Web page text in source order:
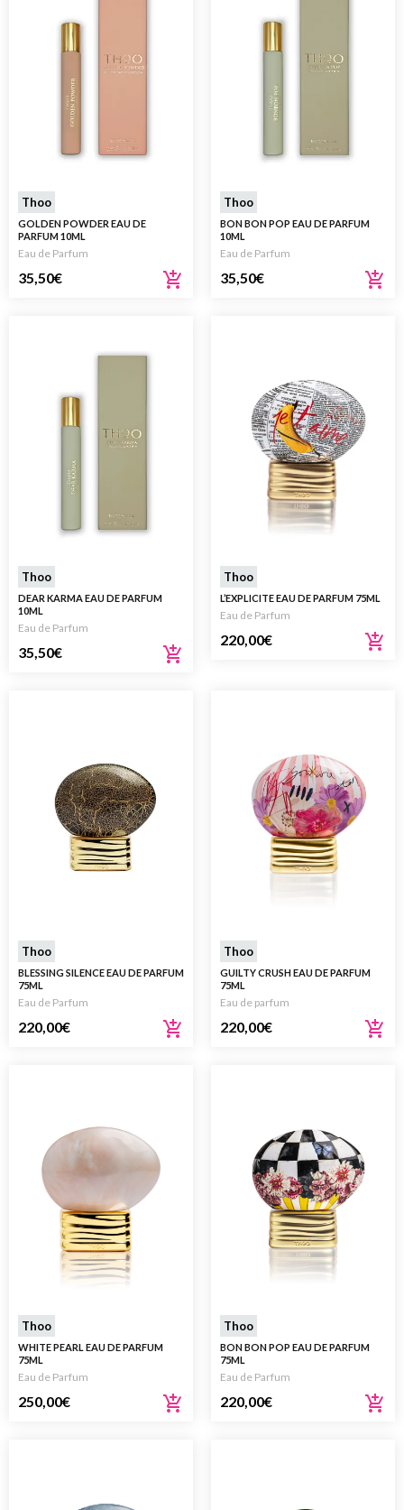
Thoo
GOLDEN POWDER EAU DE
PARFUM 10ML
Eau de Parfum
35,50€
Thoo
BON BON POP EAU DE PARFUM
10ML
Eau de Parfum
35,50€
Thoo
DEAR KARMA EAU DE PARFUM
10ML
Eau de Parfum
35,50€
Thoo
L’EXPLICITE EAU DE PARFUM 75ML
Eau de Parfum
220,00€
Thoo
BLESSING SILENCE EAU DE PARFUM
75ML
Eau de Parfum
220,00€
Thoo
GUILTY CRUSH EAU DE PARFUM
75ML
Eau de parfum
220,00€
Thoo
WHITE PEARL EAU DE PARFUM
75ML
Eau de Parfum
250,00€
Thoo
BON BON POP EAU DE PARFUM
75ML
Eau de Parfum
220,00€